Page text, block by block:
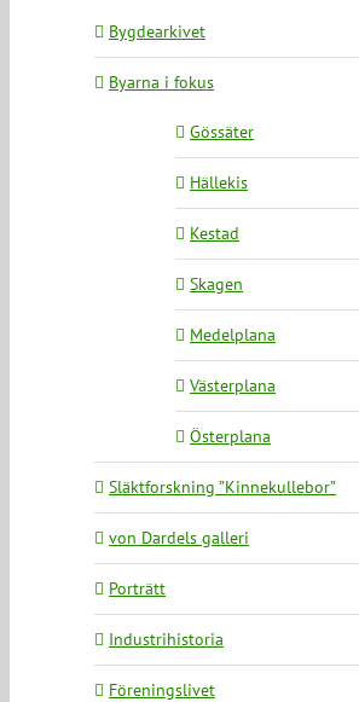
Bygdearkivet
Byarna i fokus
Gössäter
Hällekis
Kestad
Skagen
Medelplana
Västerplana
Österplana
Släktforskning ”Kinnekullebor”
von Dardels galleri
Porträtt
Industrihistoria
Föreningslivet